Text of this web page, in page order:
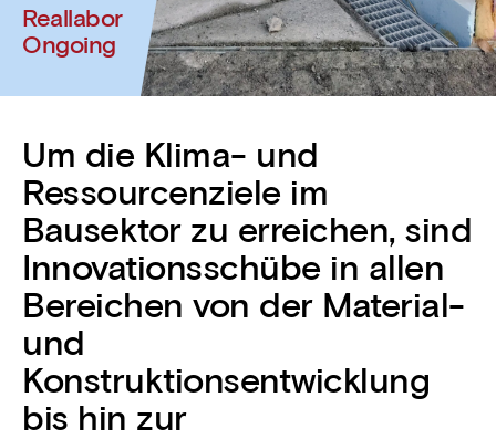
Reallabor
Ongoing
Um die Klima- und
Ressourcenziele im
Bausektor zu erreichen, sind
Innovationsschübe in allen
Bereichen von der Material-
und
Konstruktionsentwicklung
bis hin zur